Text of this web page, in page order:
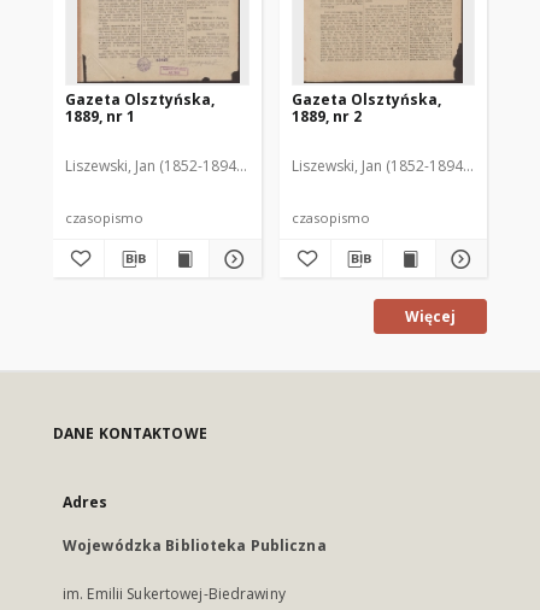
Gazeta Olsztyńska,
1889, nr 1
Liszewski, Jan (1852-1894). Red.
czasopismo
Gazeta Olsztyńska,
1889, nr 2
Liszewski, Jan (1852-1894). Red.
czasopismo
Więcej
DANE KONTAKTOWE
Adres
Wojewódzka Biblioteka Publiczna
im. Emilii Sukertowej-Biedrawiny